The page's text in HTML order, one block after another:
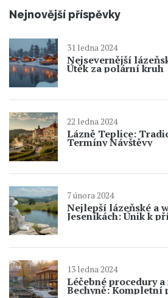
Nejnovější příspěvky
31 ledna 2024
Nejsevernější
Útěk za polární kruh
22 ledna 2024
Lázně Teplice:
Termíny Návštěvy
7 února 2024
Nejlepší lázeňské a
Jeseníkách: Únik k
13 ledna 2024
Léčebné procedury
Bechyně: Kompletní